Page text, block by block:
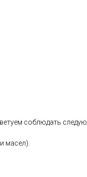
соблюдать
масел).